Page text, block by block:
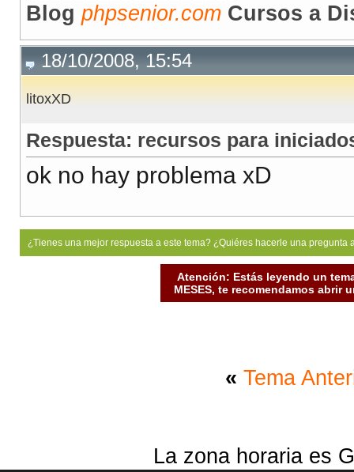
Blog phpsenior.com Cursos a
18/10/2008, 15:54
litoxXD
Respuesta: recursos para
ok no hay problema xD
¿Tienes una mejor respuesta a este tema? ¿Quiéres hacerle una
Atención: Estás leyendo un
MESES, te recomendamos abrir
« Tema
La zona horaria es